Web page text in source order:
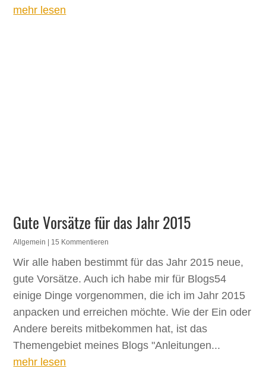
mehr lesen
Gute Vorsätze für das Jahr 2015
Allgemein | 15 Kommentieren
Wir alle haben bestimmt für das Jahr 2015 neue,
gute Vorsätze. Auch ich habe mir für Blogs54
einige Dinge vorgenommen, die ich im Jahr 2015
anpacken und erreichen möchte. Wie der Ein oder
Andere bereits mitbekommen hat, ist das
Themengebiet meines Blogs "Anleitungen...
mehr lesen